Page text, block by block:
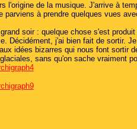
l'origine de la musique. J'arrive à
parviens à prendre quelques vues
soir : quelque chose s'est produit
Décidément, j'ai bien fait de sortir.
idées bizarres qui nous font sortir
sans qu'on sache vraiment